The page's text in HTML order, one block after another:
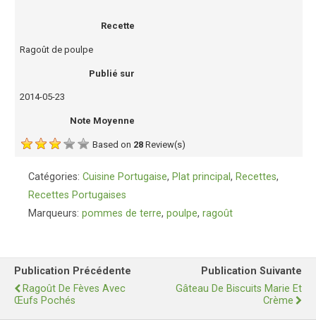
Recette
Ragoût de poulpe
Publié sur
2014-05-23
Note Moyenne
Based on 28 Review(s)
Catégories: Cuisine Portugaise, Plat principal, Recettes,
Recettes Portugaises
Marqueurs: pommes de terre, poulpe, ragoût
Publication Précédente
Ragoût De Fèves Avec
Œufs Pochés
Publication Suivante
Gâteau De Biscuits Marie Et
Crème